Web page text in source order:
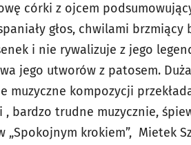
córki z ojcem
głos, chwilami brzmiący
i nie rywalizuje z jego
jego utworów z patosem.
muzyczne kompozycji
, bardzo trudne muzycznie,
krokiem”, Mietek